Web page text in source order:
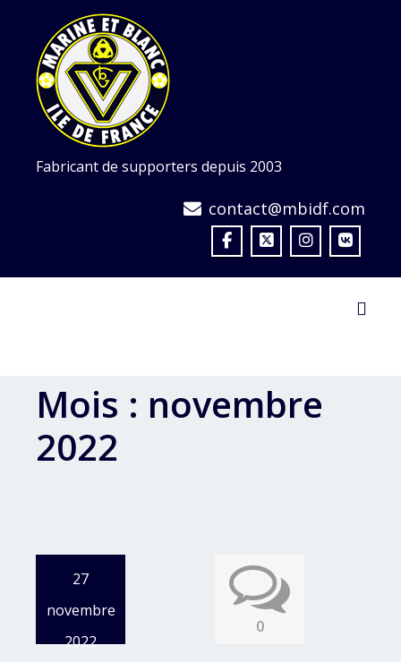
content
Fabricant de supporters depuis 2003
contact@mbidf.com
Mois : novembre
2022
27
novembre
2022
0